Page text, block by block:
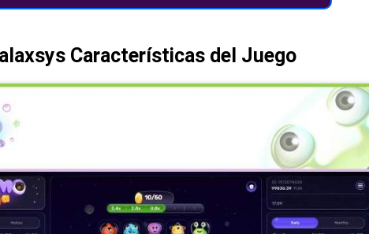
Características del Juego